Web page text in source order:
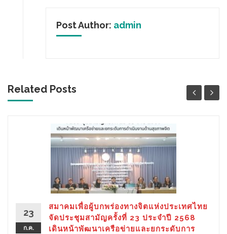
Post Author: admin
Related Posts
23
ก.ค.
สมาคมเพื่อผู้บกพร่องทางจิตแห่งประเทศไทย
จัดประชุมสามัญครั้งที่ 23 ประจำปี 2568
เดินหน้าพัฒนาเครือข่ายและยกระดับการ